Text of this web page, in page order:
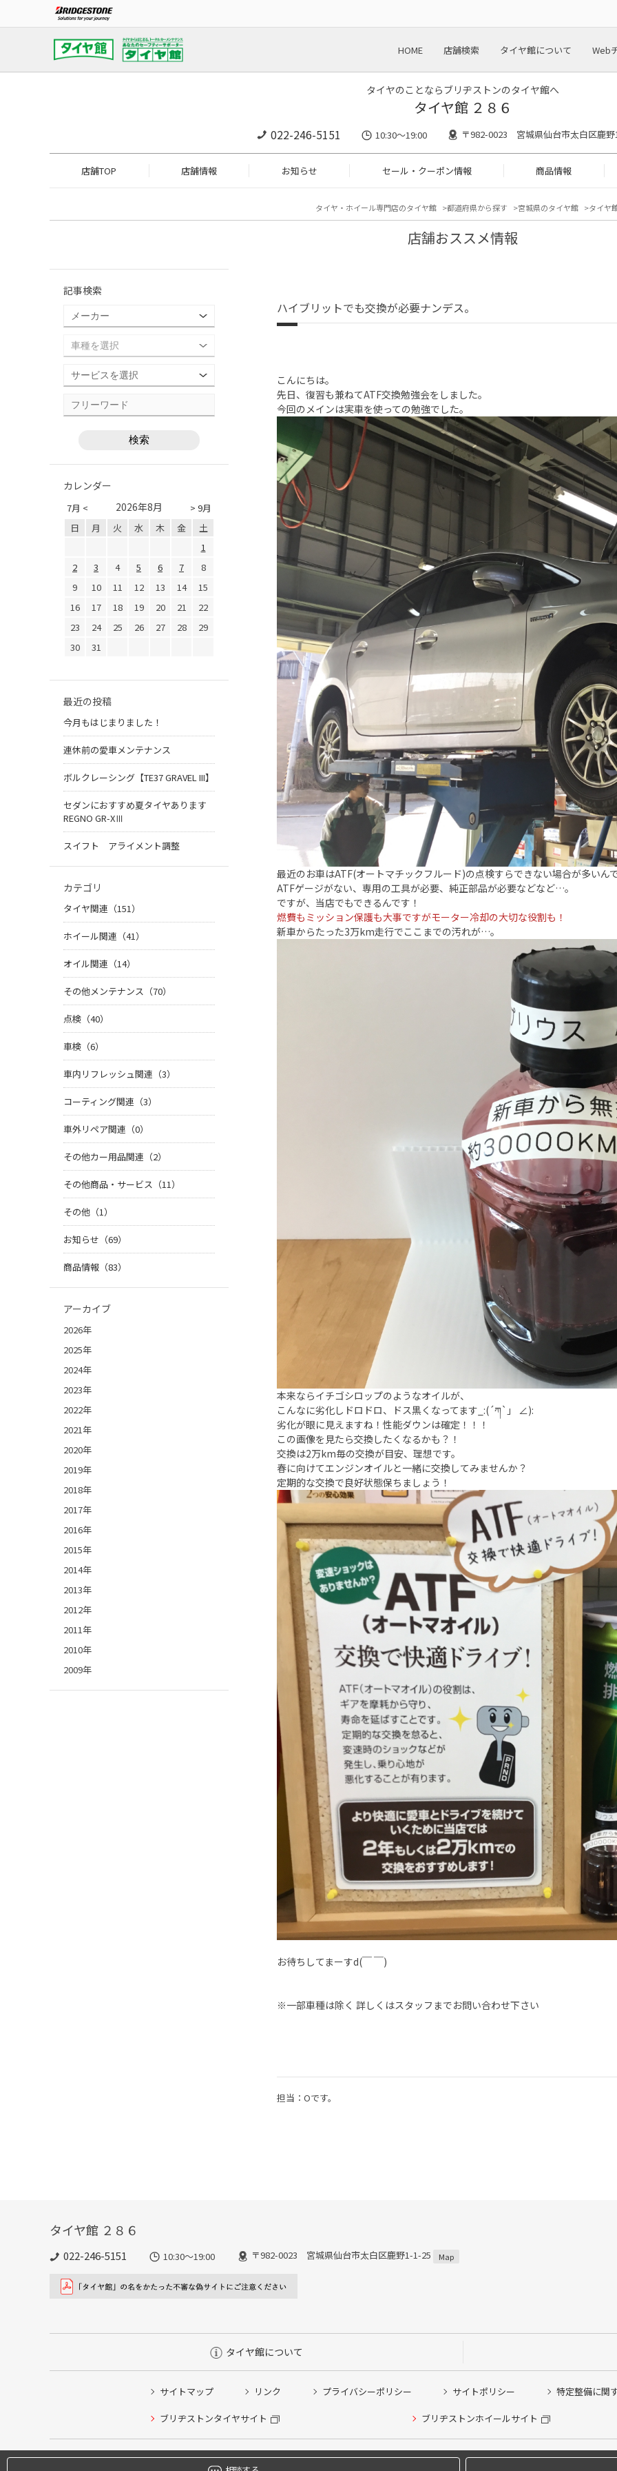
HOME 店舗検索 タイヤ館について Web
タイヤのことならブリヂストンのタイヤ館へ
タイヤ館 ２８６
022-246-5151 10:30～19:00 〒982-0023 宮城県仙台市太白区鹿
店舗TOP 店舗情報 お知らせ セール・クーポン情報 商品情報
タイヤ・ホイール専門店のタイヤ館 都道府県から探す 宮城県のタイヤ館 タイヤ
店舗おススメ情報
ハイブリットでも交換が必要ナンデス。
こんにちは。
先日、復習も兼ねてATF交換勉強会をしました。
今回のメインは実車を使っての勉強でした。
最近のお車はATF(オートマチックフルード)の点検すらできない場合が多いん
ATFゲージがない、専用の工具が必要、純正部品が必要などなど…。
ですが、当店でもできるんです！
燃費もミッション保護も大事ですがモーター冷却の大切な役割も！
新車からたった3万km走行でここまでの汚れが…。
本来ならイチゴシロップのようなオイルが、
こんなに劣化しドロドロ、ドス黒くなってます_:(´ཀ`」 ∠):
劣化が眼に見えますね！性能ダウンは確定！！！
この画像を見たら交換したくなるかも？！
交換は2万km毎の交換が目安、理想です。
春に向けてエンジンオイルと一緒に交換してみませんか？
定期的な交換で良好状態保ちましょう！
お待ちしてまーすd(￣ ￣)
※一部車種は除く 詳しくはスタッフまでお問い合わせ下さい
担当：Oです。
記事検索
カレンダー
7月 < > 9月
2026年8月
日 月 火 水 木 金
土
1
2
3 4 5 6 7
8
9
10 11 12 13 14
15
16
17 18 19 20 21
22
23
24 25 26 27 28
29
30
31
最近の投稿
今月もはじまりました！
連休前の愛車メンテナンス
ボルクレーシング【TE37 GRAVEL III】
セダンにおすすめ夏タイヤあります
REGNO GR-XⅢ
スイフト アライメント調整
カテゴリ
タイヤ関連（151）
ホイール関連（41）
オイル関連（14）
その他メンテナンス（70）
点検（40）
車検（6）
車内リフレッシュ関連（3）
コーティング関連（3）
車外リペア関連（0）
その他カー用品関連（2）
その他商品・サービス（11）
その他（1）
お知らせ（69）
商品情報（83）
アーカイブ
2026年
2025年
2024年
2023年
2022年
2021年
2020年
2019年
2018年
2017年
2016年
2015年
2014年
2013年
2012年
2011年
2010年
2009年
タイヤ館 ２８６
022-246-5151 10:30～19:00 〒982-0023 宮城県仙台市太白区鹿野1-1-25 Map
タイヤ館について
サイトマップ リンク プライバシーポリシー サイトポリシー 特定整備に関
ブリヂストンタイヤサイト ブリヂストンホイールサイト
タイヤ点検・安全点検/タイヤ履き替え/オイル交換/その他ピット作業の予約
クローク契約会員専用タイヤ履き替え※タイヤ履き替えを希望のクローク契約会員の方はこちらを選択ください
本日のタイヤ履き替え順番待ち予約 ※クローク契約会員の方はご利用いただけません